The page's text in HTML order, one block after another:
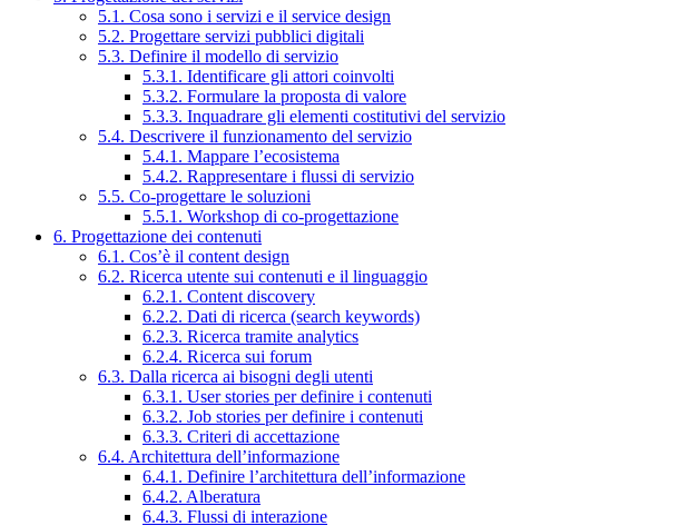
5.1. Cosa sono i servizi e il service design
5.2. Progettare servizi pubblici digitali
5.3. Definire il modello di servizio
5.3.1. Identificare gli attori coinvolti
5.3.2. Formulare la proposta di valore
5.3.3. Inquadrare gli elementi costitutivi del servizio
5.4. Descrivere il funzionamento del servizio
5.4.1. Mappare l’ecosistema
5.4.2. Rappresentare i flussi di servizio
5.5. Co-progettare le soluzioni
5.5.1. Workshop di co-progettazione
6. Progettazione dei contenuti
6.1. Cos’è il content design
6.2. Ricerca utente sui contenuti e il linguaggio
6.2.1. Content discovery
6.2.2. Dati di ricerca (search keywords)
6.2.3. Ricerca tramite analytics
6.2.4. Ricerca sui forum
6.3. Dalla ricerca ai bisogni degli utenti
6.3.1. User stories per definire i contenuti
6.3.2. Job stories per definire i contenuti
6.3.3. Criteri di accettazione
6.4. Architettura dell’informazione
6.4.1. Definire l’architettura dell’informazione
6.4.2. Alberatura
6.4.3. Flussi di interazione